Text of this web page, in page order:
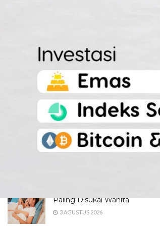
Dua Pendaki Gunung Piramid
Bondowoso Ditemukan Tewas
di Jurang 60 Meter, Evakuasi
Terkendala Medan Ekstrem
4 AGUSTUS 2026
Maroon 5 Dipastikan Konser di
Jakarta, Catat Jadwal dan
Fakta Menarik yang Wajib
Diketahui Fans
Paling Disukai Wanita
3 AGUSTUS 2026